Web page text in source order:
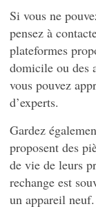
Si vous ne
pensez à
plateformes
domicile ou des
vous pouvez
d’experts.
Gardez
proposent des
de vie de leurs
rechange est
un appareil neuf.